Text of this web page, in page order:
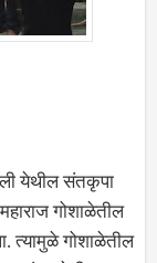
येथील संतकृपा
गोशाळेतील
त्यामुळे गोशाळेतील